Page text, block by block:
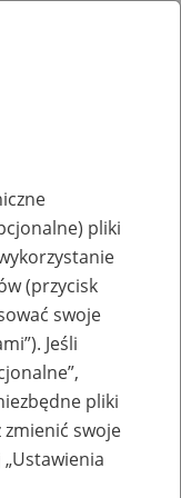
pracy
pliki
(przycisk
swoje
Jeśli
pliki
zmienić swoje